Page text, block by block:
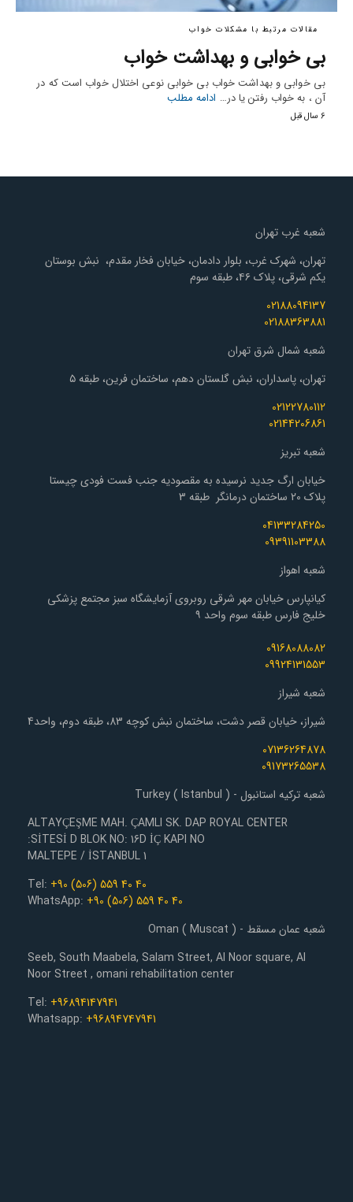
مقالات مرتبط با مشکلات خواب
بی خوابی و بهداشت خواب
بی خوابی و بهداشت خواب بی خوابی نوعی اختلال خواب است که در
آن ، به خواب رفتن یا در… ادامه مطلب
6 سال قبل
شعبه غرب تهران
تهران، شهرک غرب، بلوار دادمان، خیابان فخار مقدم، نبش بوستان
یکم شرقی، پلاک ۴۶، طبقه سوم
02188094137
02188363881
شعبه شمال شرق تهران
تهران، پاسداران، نبش گلستان دهم، ساختمان فرین، طبقه ۵
02122780112
02144206861
شعبه تبریز
خیابان ارگ جدید نرسیده به مقصودیه جنب فست فودی چیستا
پلاک 20 ساختمان درمانگر طبقه 3
04133284250
09391103388
شعبه اهواز
کیانپارس خیابان مهر شرقی روبروی آزمایشگاه سبز مجتمع پزشکی
خلیج فارس طبقه سوم واحد ۹
09168088082
09924131553
شعبه شیراز
شیراز، خیابان قصر دشت، ساختمان نبش کوچه 83، طبقه دوم، واحد4
07136264878
09173265538
شعبه ترکیه استانبول - Turkey ( Istanbul )
ALTAYÇEŞME MAH. ÇAMLI SK. DAP ROYAL CENTER
SİTESİ D BLOK NO: 16D İÇ KAPI NO:
1 MALTEPE / İSTANBUL
Tel: +90 (506) 559 40 40
WhatsApp: +90 (506) 559 40 40
شعبه عمان مسقط - Oman ( Muscat )
Seeb, South Maabela, Salam Street, Al Noor square, Al
Noor Street , omani rehabilitation center
Tel: +96894147941
Whatsapp: +96894747941